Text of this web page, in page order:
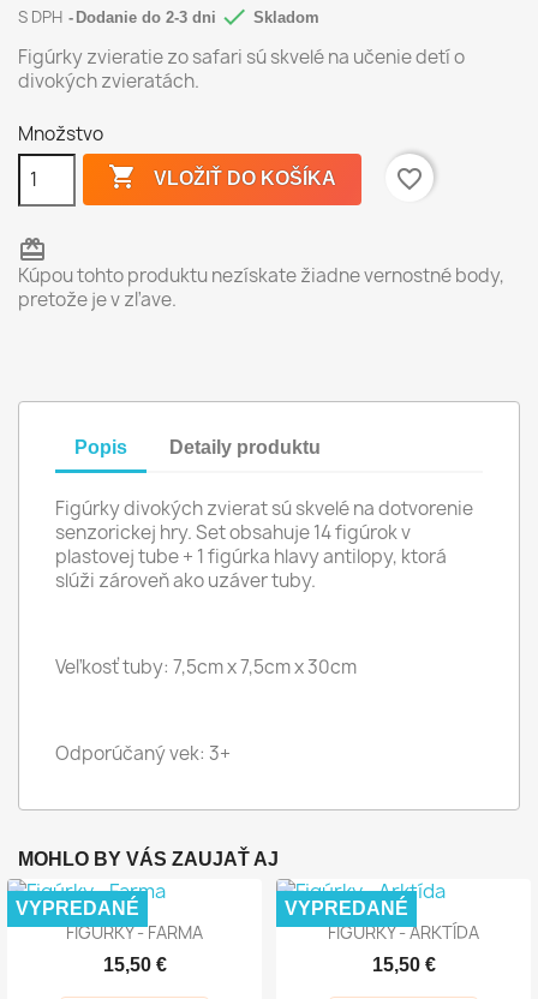
S DPH Dodanie do 2-3 dni  Skladom
Figúrky zvieratie zo safari sú skvelé na učenie detí o
divokých zvieratách.
Množstvo
 VLOŽIŤ DO KOŠÍKA favorite_border
redeem
Kúpou tohto produktu nezískate žiadne vernostné body,
pretože je v zľave.
Popis Detaily produktu
Figúrky divokých zvierat sú skvelé na dotvorenie
senzorickej hry. Set obsahuje 14 figúrok v
plastovej tube + 1 figúrka hlavy antilopy, ktorá
slúži zároveň ako uzáver tuby.
Veľkosť tuby: 7,5cm x 7,5cm x 30cm
Odporúčaný vek: 3+
MOHLO BY VÁS ZAUJAŤ AJ
FIGÚRKY - FARMA
15,50 €
VYPREDANÉ
FIGÚRKY - ARKTÍDA
15,50 €
VYPREDANÉ